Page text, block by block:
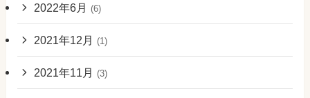
2022年6月 (6)
2021年12月 (1)
2021年11月 (3)